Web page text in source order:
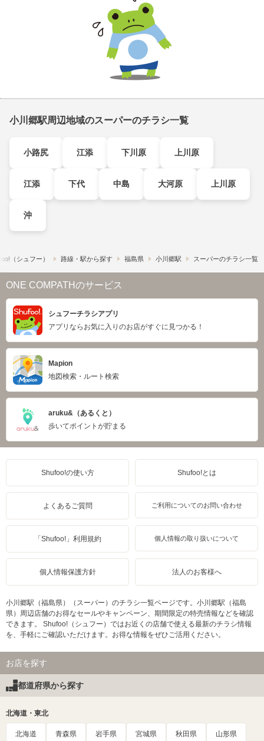
小川郷駅周辺地域のスーパーのチラシ一覧
小路尻 江添 下川原 上川原
江添 下代 中島 大河原 上川原
沖
（シュフー） 路線・駅から探す 福島県 小川郷駅 スーパーのチラシ一覧
ONE COMPATHのサービス
シュフーチラシアプリ
アプリならお気に入りのお店がすぐに見つかる！
Mapion
地図検索・ルート検索
aruku&（あるくと）
歩いてポイントが貯まる
Shufoo!の使い方 Shufoo!とは
よくあるご質問 ご利用についてのお問い合わせ
「Shufoo!」利用規約 個人情報の取り扱いについて
個人情報保護方針 法人のお客様へ
小川郷駅（福島県）（スーパー）のチラシ一覧ページです。小川郷駅（福島
県）周辺店舗のお得なセールやキャンペーン、期間限定の特売情報などを確認
できます。 Shufoo!（シュフー）ではお近くの店舗で使える最新のチラシ情報
を、手軽にご確認いただけます。お得な情報をぜひご活用ください。
お店を探す
都道府県から探す
北海道・東北
北海道 青森県 岩手県 宮城県 秋田県 山形県